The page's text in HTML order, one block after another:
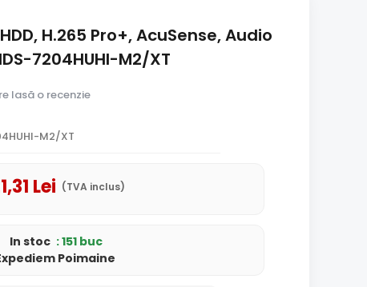
H.265 Pro+, AcuSense, Audio
7204HUHI-M2/XT
lasă o recenzie
M2/XT
,31 Lei (TVA inclus)
In stoc : 151 buc
Poimaine